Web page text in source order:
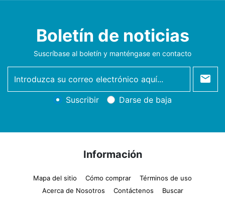
Boletín de noticias
Suscríbase al boletín y manténgase en contacto
newsletter
Suscribir Darse de baja
Información
Mapa del sitio Cómo comprar
Términos de uso
Acerca de Nosotros
Contáctenos
Buscar